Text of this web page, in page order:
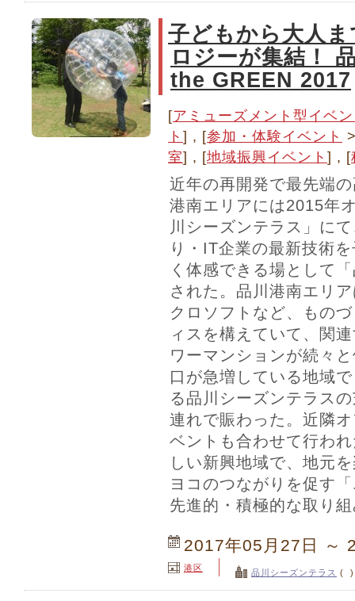
子どもから大人
ロジーが集結！
the GREEN 2017
[アミューズメント型イベ
ト ] , [参加・体験イベント
室] , [地域振興イベント ] , [
近年の再開発で最先端
港南エリアには2015年
川シーズンテラス」に
り・IT企業の最新技術
く体感できる場として
された。品川港南エリ
クロソフトなど、もの
ィスを構えていて、関
ワーマンションが続々
口が急増している地域
る品川シーズンテラス
連れで賑わった。近隣
ベントも合わせて行わ
しい新興地域で、地元
ヨコのつながりを促す
先進的・積極的な取り
2017年05月27日 ～
港区 品川シーズンテラス ( )